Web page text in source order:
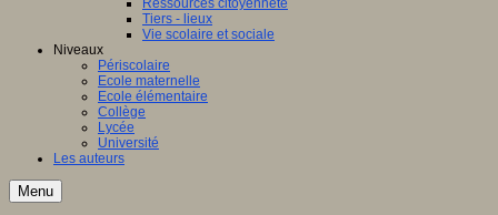
Ressources citoyenneté
Tiers - lieux
Vie scolaire et sociale
Niveaux
Périscolaire
Ecole maternelle
Ecole élémentaire
Collège
Lycée
Université
Les auteurs
Menu